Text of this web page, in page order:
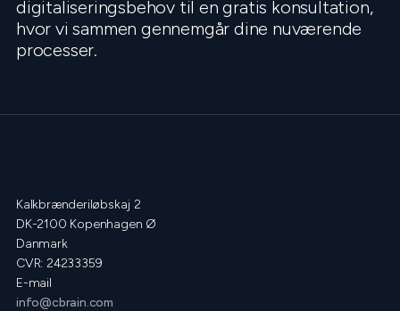
digitaliseringsbehov til en gratis konsultation,
hvor vi sammen gennemgår dine nuværende
processer.
Kalkbrænderiløbskaj 2
DK-2100 Kopenhagen Ø
Danmark
CVR: 24233359
E-mail
info@cbrain.com